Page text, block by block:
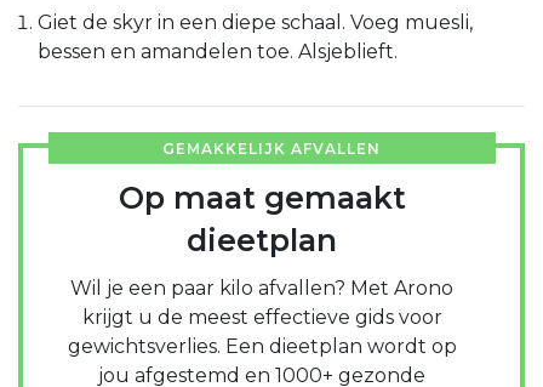
Giet de skyr in een diepe schaal. Voeg muesli,
bessen en amandelen toe. Alsjeblieft.
GEMAKKELIJK AFVALLEN
Op maat gemaakt
dieetplan
Wil je een paar kilo afvallen? Met Arono
krijgt u de meest effectieve gids voor
gewichtsverlies. Een dieetplan wordt op
jou afgestemd en 1000+ gezonde